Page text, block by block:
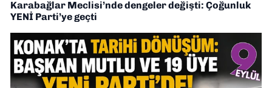
Karabağlar Meclisi’nde dengeler değişti: Çoğunluk
YENİ Parti’ye geçti